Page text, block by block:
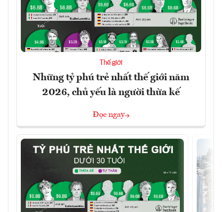
Thế giới
Những tỷ phú trẻ nhất thế giới năm
2026, chủ yếu là người thừa kế
Đọc ngay